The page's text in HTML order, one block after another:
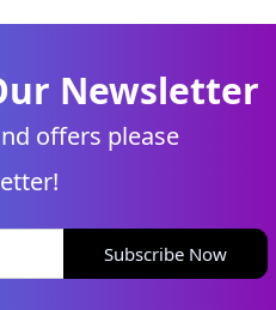
Newsletter
offers please
Subscribe Now